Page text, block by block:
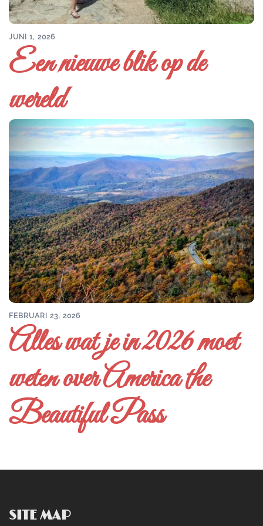
JUNI 1, 2026
Een nieuwe blik op de
wereld
FEBRUARI 23, 2026
Alles wat je in 2026 moet
weten over America the
Beautiful Pass
SITE MAP